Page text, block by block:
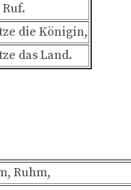
die Königin,
das Land.
Ruhm,